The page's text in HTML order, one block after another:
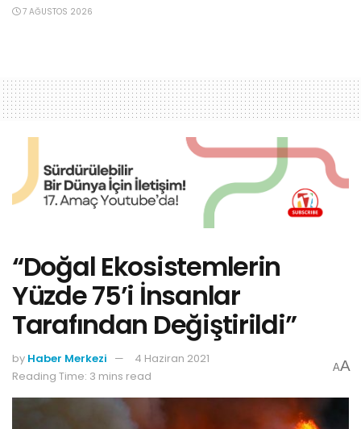
7 AĞUSTOS 2026
“Doğal Ekosistemlerin
Yüzde 75’i İnsanlar
Tarafından Değiştirildi”
by Haber Merkezi
4 Haziran 2021
Reading Time: 3 mins read
AA